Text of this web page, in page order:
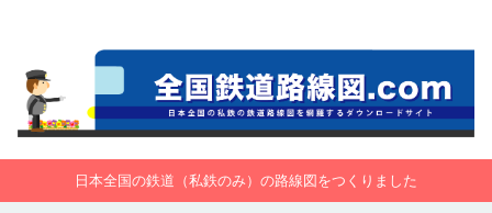
日本全国の鉄道（私鉄のみ）の路線図をつくりました